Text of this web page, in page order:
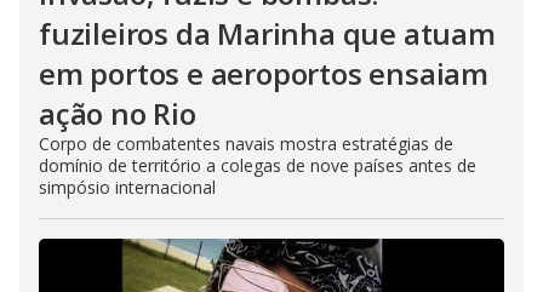
fuzileiros da Marinha que atuam
em portos e aeroportos ensaiam
ação no Rio
Corpo de combatentes navais mostra estratégias de
domínio de território a colegas de nove países antes de
simpósio internacional